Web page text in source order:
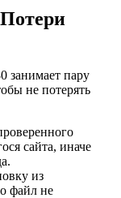
занимает пару
не потерять
сайта, иначе
из
файл не